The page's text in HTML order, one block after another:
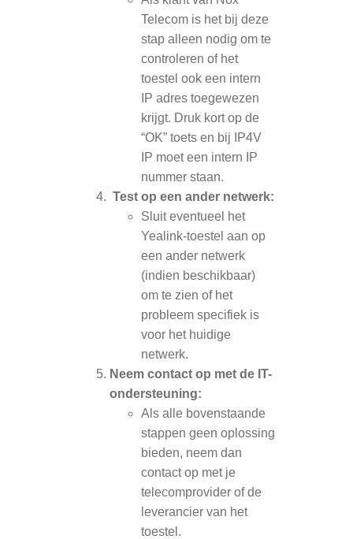
Telecom is het bij deze
stap alleen nodig om te
controleren of het
toestel ook een intern
IP adres toegewezen
krijgt. Druk kort op de
“OK” toets en bij IP4V
IP moet een intern IP
nummer staan.
Test op een ander netwerk:
Sluit eventueel het
Yealink-toestel aan op
een ander netwerk
(indien beschikbaar)
om te zien of het
probleem specifiek is
voor het huidige
netwerk.
Neem contact op met de IT-
ondersteuning:
Als alle bovenstaande
stappen geen oplossing
bieden, neem dan
contact op met je
telecomprovider of de
leverancier van het
toestel.